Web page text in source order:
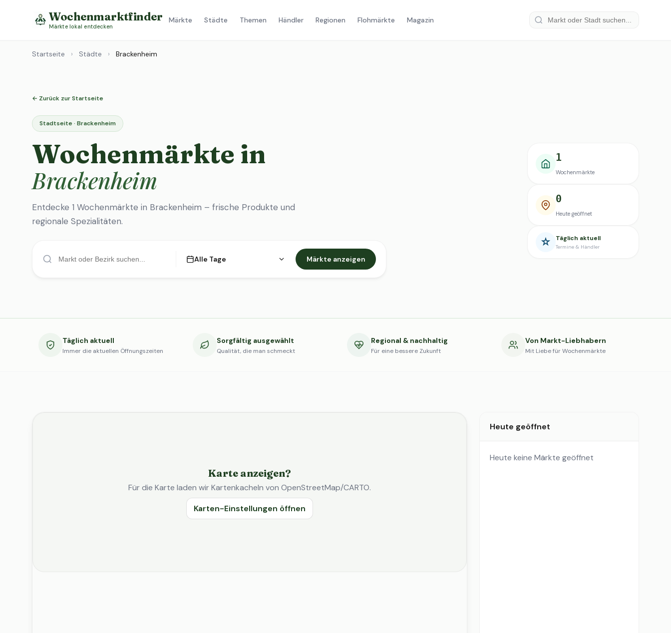
Wochenmarktfinder
Märkte lokal entdecken
Märkte Städte Themen Händler Regionen Flohmärkte Magazin
Startseite › Städte › Brackenheim
← Zurück zur Startseite
Stadtseite · Brackenheim
Wochenmärkte in
Brackenheim
Entdecke 1 Wochenmärkte in Brackenheim – frische Produkte und
regionale Spezialitäten.
Alle Tage Märkte anzeigen
1
Wochenmärkte
0
Heute geöffnet
Täglich aktuell
Termine & Händler
Täglich aktuell
Immer die aktuellen Öffnungszeiten
Sorgfältig ausgewählt
Qualität, die man schmeckt
Regional & nachhaltig
Für eine bessere Zukunft
Von Markt-Liebhabern
Mit Liebe für Wochenmärkte
Karte anzeigen?
Für die Karte laden wir Kartenkacheln von OpenStreetMap/CARTO.
Karten-Einstellungen öffnen
Heute geöffnet
Heute keine Märkte geöffnet